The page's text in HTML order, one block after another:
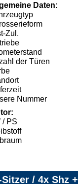
Daten:
Zul.
der Türen
Nummer
/ PS
/ 4x Shz +